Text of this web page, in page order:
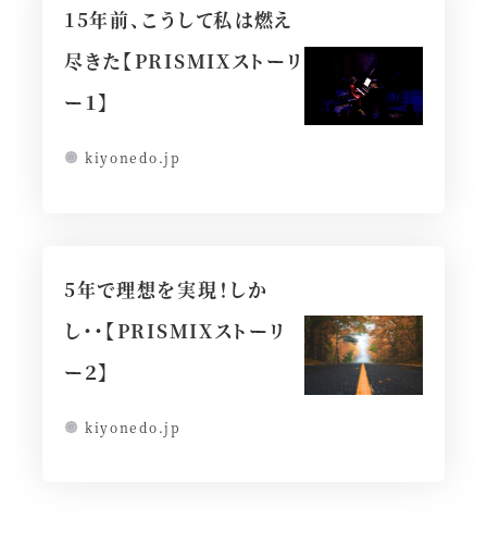
15年前、こうして私は燃え
尽きた【PRISMIXストーリ
ー１】
kiyonedo.jp
5年で理想を実現！しか
し・・【PRISMIXストーリ
ー２】
kiyonedo.jp